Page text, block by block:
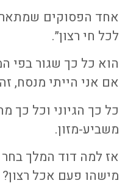
אחד הפסוקים
לכל חי רצון״.
הוא כל כך שגור
אם אני הייתי מנסח,
כל כך הגיוני וכל כך
משביע-מזון.
אז למה דוד המלך בחר
מישהו פעם אכל רצון?